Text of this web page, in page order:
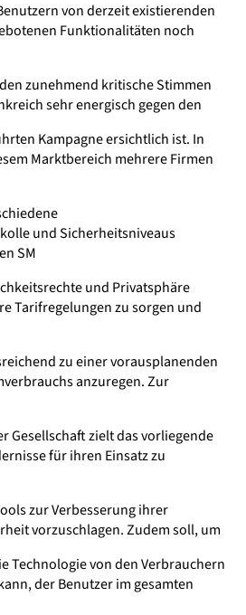
von derzeit existierenden
Funktionalitäten noch
zunehmend kritische Stimmen
sehr energisch gegen den
Kampagne ersichtlich ist. In
Marktbereich mehrere Firmen
und Sicherheitsniveaus
SM
und Privatsphäre
Tarifregelungen zu sorgen und
zu einer vorausplanenden
anzuregen. Zur
Gesellschaft zielt das vorliegende
für ihren Einsatz zu
zur Verbesserung ihrer
vorzuschlagen. Zudem soll, um
Technologie von den Verbrauchern
der Benutzer im gesamten